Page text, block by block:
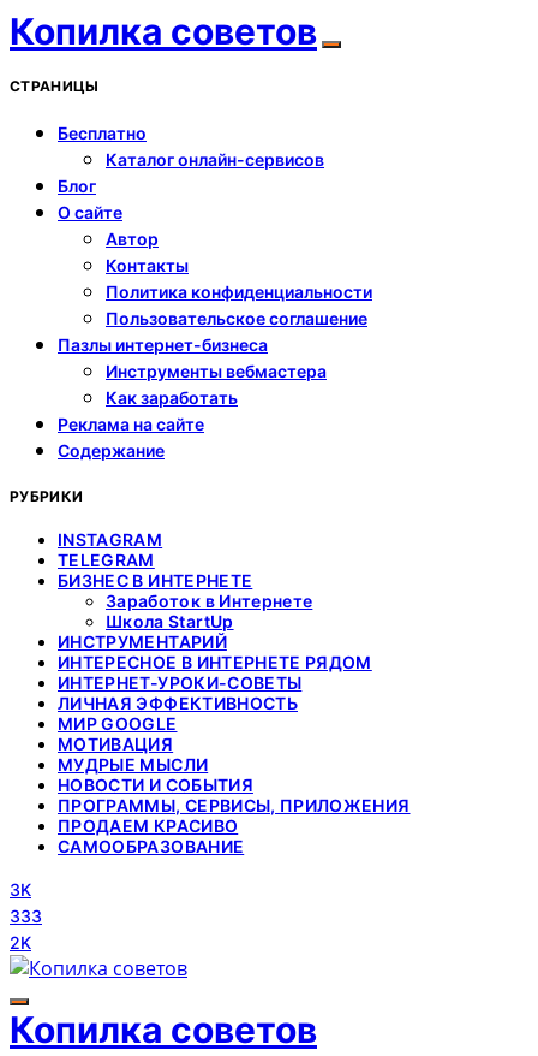
Копилка советов
СТРАНИЦЫ
Бесплатно
Каталог онлайн-сервисов
Блог
О сайте
Автор
Контакты
Политика конфиденциальности
Пользовательское соглашение
Пазлы интернет-бизнеса
Инструменты вебмастера
Как заработать
Реклама на сайте
Содержание
РУБРИКИ
INSTAGRAM
TELEGRAM
БИЗНЕС В ИНТЕРНЕТЕ
Заработок в Интернете
Школа StartUp
ИНСТРУМЕНТАРИЙ
ИНТЕРЕСНОЕ В ИНТЕРНЕТЕ РЯДОМ
ИНТЕРНЕТ-УРОКИ-СОВЕТЫ
ЛИЧНАЯ ЭФФЕКТИВНОСТЬ
МИР GOOGLE
МОТИВАЦИЯ
МУДРЫЕ МЫСЛИ
НОВОСТИ И СОБЫТИЯ
ПРОГРАММЫ, СЕРВИСЫ, ПРИЛОЖЕНИЯ
ПРОДАЕМ КРАСИВО
САМООБРАЗОВАНИЕ
3K
333
2K
Копилка советов